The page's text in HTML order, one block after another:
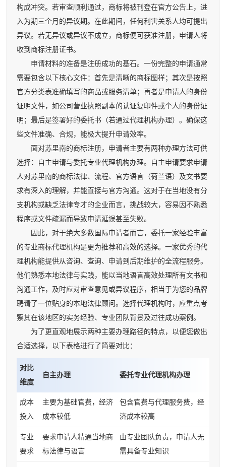
构成冲突。若审查顺利通过，商标将被刊登在官方公告上，进
入为期三个月的异议期。在此期间，任何利害关系人均可提出
异议。若无异议或异议不成立，商标便可获准注册，申请人将
收到商标注册证书。
申请材料的准备是注册成功的基石。一份完整的申请通常
需要包含以下核心文件：首先是清晰的商标图样；其次是按照
官方分类表准确填写的商品或服务清单；再者是申请人的身份
证明文件，如公司营业执照副本的认证复印件或个人的身份证
明；最后是签署好的委托书（若通过代理机构办理）。确保这
些文件准确、合规，能极大提升申请效率。
面对苏里南的商标注册，申请者主要有两种办理方法可供
选择：自主申请与委托专业代理机构办理。自主申请要求申请
人对苏里南的商标法律、流程、官方语言（荷兰语）及文书要
求有深入的理解，并能直接与官方沟通。这对于在当地没有分
支机构或缺乏法律专才的企业而言，挑战较大，容易因不熟悉
程序或文件疏漏而导致申请延误甚至失败。
因此，对于绝大多数国际申请者而言，委托一家经验丰富
的专业商标代理机构是更为推荐和高效的选择。一家优秀的代
理机构能提供从咨询、查询、申请到后期维护的全流程服务。
他们熟悉本地法律与实践，能以当地语言高效处理所有文书和
沟通工作，及时应对审查意见或异议程序，相当于为您的品牌
聘请了一位贴身的本地法律顾问。选择代理机构时，应重点考
察其在该地区的实务经验、专业团队背景及过往成功案例。
为了更直观地展示两种主要办理路径的特点，以便您做出
合适选择，以下表格进行了简要对比：
对比
维度
自主办理 委托专业代理机构办理
成本
投入
主要为基础官费，经济
成本较低
包含官费与代理服务费，经
济成本较高
专业
要求
要求申请人精通当地商
标法律与语言
由专业团队负责，申请人无
需具备专业知识